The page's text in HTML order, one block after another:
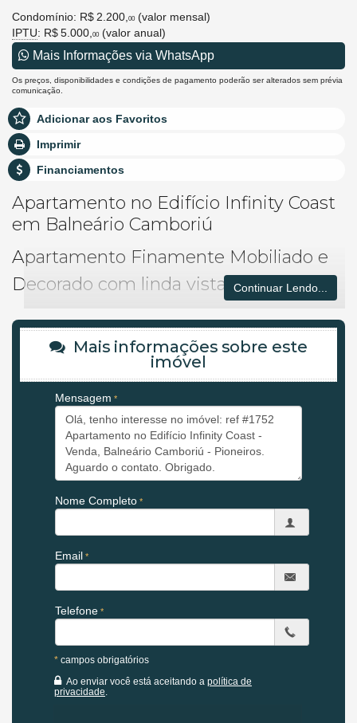
Condomínio: R$ 2.200, 00 (valor mensal)
IPTU: R$ 5.000, 00 (valor anual)
Mais Informações via WhatsApp
Os preços, disponibilidades e condições de pagamento poderão ser alterados sem prévia
comunicação.
Adicionar aos Favoritos
Imprimir
Financiamentos
Apartamento no Edifício Infinity Coast
em Balneário Camboriú
Apartamento Finamente Mobiliado e
Decorado com linda vista da Orla.
O APARTAMENTO:
03 Suítes (sendo 01 Master com Hidromassagem)
Sala de Estar
Cozinha Integrada
Lavanderia
Banheiro de Serviço
Área Técnica
03 Vagas de garagem privativas
Características do Imóvel
Aquecimento de Água
Churrasqueira
Piso Porcelanato
Infra para Ar Split
Andar Alto
Sala de Jantar
Hidromassagem
Sacada Técnica
Entrada de Serviço
Continuar Lendo...
Mais informações sobre este
imóvel
Mensagem
Nome Completo
Email
Telefone
* campos obrigatórios
Ao enviar você está aceitando a política de
privacidade